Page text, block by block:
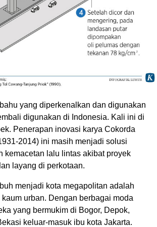
yang diperkenalkan dan digunakan
digunakan di Indonesia. Kali ini di
Penerapan inovasi karya Cokorda
2014) ini masih menjadi solusi
kemacetan lalu lintas akibat proyek
layang di perkotaan.
menjadi kota megapolitan adalah
urban. Dengan berbagai moda
yang bermukim di Bogor, Depok,
keluar-masuk ibu kota Jakarta.